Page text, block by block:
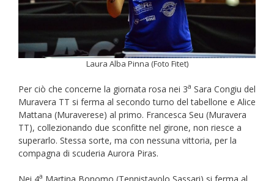
Laura Alba Pinna (Foto Fitet)
Per ciò che concerne la giornata rosa nei 3a Sara Congiu del
Muravera TT si ferma al secondo turno del tabellone e Alice
Mattana (Muraverese) al primo. Francesca Seu (Muravera
TT), collezionando due sconfitte nel girone, non riesce a
superarlo. Stessa sorte, ma con nessuna vittoria, per la
compagna di scuderia Aurora Piras.
Nei 4a Martina Bonomo (Tennistavolo Sassari) si ferma al